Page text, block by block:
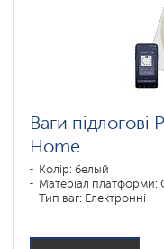
Ваги підлогові
Home
Колір: белый
Матеріал платформи:
Тип ваг: Електронні